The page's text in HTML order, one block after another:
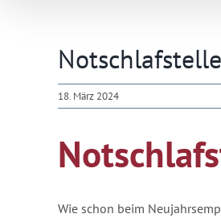
18. März 2024
Wie schon beim